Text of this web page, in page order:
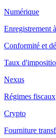
Numérique
Enregistrement
Conformité et
Taux
Nexus
Régimes fiscaux
Crypto
Fourniture